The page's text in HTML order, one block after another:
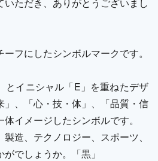
ーフにしたシンボルマークです。
とイニシャル「E」を重ねたデザ
」、「心・技・体」、「品質・信
イメージしたシンボルです。
造、テクノロジー、スポーツ、
でしょうか。「黒」